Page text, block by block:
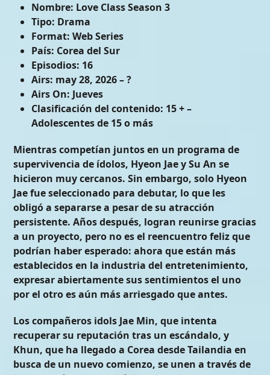
Nombre: Love Class Season 3
Tipo: Drama
Format: Web Series
País: Corea del Sur
Episodios: 16
Airs: may 28, 2026 – ?
Airs On: Jueves
Clasificación del contenido: 15 + –
Adolescentes de 15 o más
Mientras competían juntos en un programa de
supervivencia de ídolos, Hyeon Jae y Su An se
hicieron muy cercanos. Sin embargo, solo Hyeon
Jae fue seleccionado para debutar, lo que les
obligó a separarse a pesar de su atracción
persistente. Años después, logran reunirse gracias
a un proyecto, pero no es el reencuentro feliz que
podrían haber esperado: ahora que están más
establecidos en la industria del entretenimiento,
expresar abiertamente sus sentimientos el uno
por el otro es aún más arriesgado que antes.
Los compañeros idols Jae Min, que intenta
recuperar su reputación tras un escándalo, y
Khun, que ha llegado a Corea desde Tailandia en
busca de un nuevo comienzo, se unen a través de